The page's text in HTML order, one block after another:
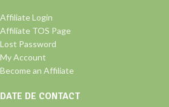
Affiliate Login
Affiliate TOS Page
Lost Password
My Account
Become an Affiliate
DATE DE CONTACT